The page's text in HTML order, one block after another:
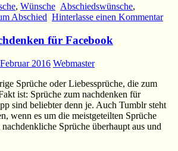
, Wünsche Abschiedswünsche,
Abschied Hinterlasse einen Kommentar
für Facebook
2016 Webmaster
Sprüche oder Liebessprüche, die zum
ist: Sprüche zum nachdenken für
sind beliebter denn je. Auch Tumblr steht
wenn es um die meistgeteilten Sprüche
Sprüche überhaupt aus und